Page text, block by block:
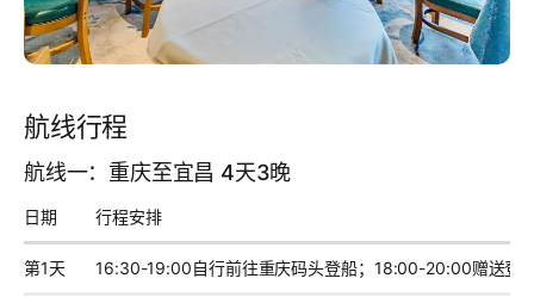
航线行程
航线一：重庆至宜昌 4天3晚
日期 行程安排
第1天 16:30-19:00自行前往重庆码头登船；18:00-20:00赠送登